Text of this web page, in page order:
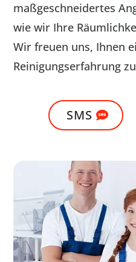
maßgeschneidertes
wie wir Ihre
Wir freuen uns, Ihnen
Reinigungserfahrung
SMS